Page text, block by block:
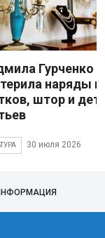
Гурченко
наряды
штор и
30 июля 2026